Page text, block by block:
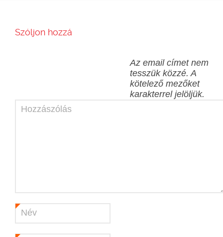
Szóljon hozzá
Az email címet nem
tesszük közzé. A
kötelező mezőket
karakterrel jelöljük.
Hozzászólás
Név